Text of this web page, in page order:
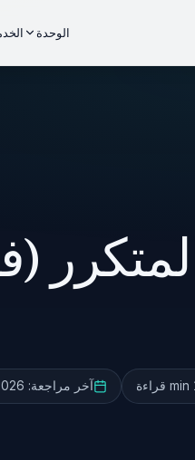
الوحدة
قراءة آخر مراجعة: 06-14